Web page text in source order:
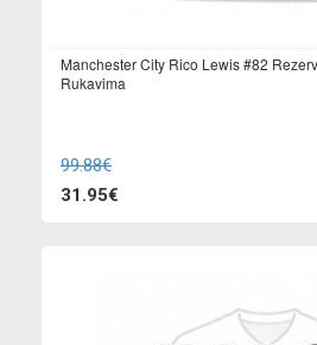
Manchester City Rico Lewis #82
Rukavima
99.88€
31.95€